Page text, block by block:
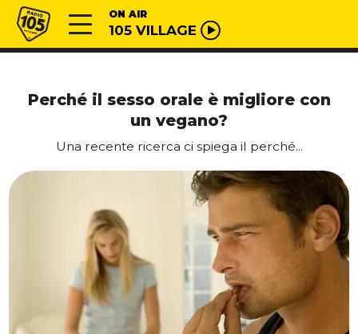
Vai al contenuto
Radio 105 ON AIR
105 VILLAGE
Perché il sesso orale è migliore con
un vegano?
Una recente ricerca ci spiega il perché...